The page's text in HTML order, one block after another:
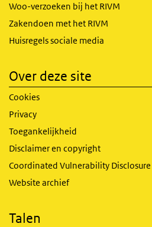
Woo-verzoeken bij het RIVM
Zakendoen met het RIVM
Huisregels sociale media
Over deze site
Cookies
Privacy
Toegankelijkheid
Disclaimer en copyright
Coordinated Vulnerability Disclosure
Website archief
Talen